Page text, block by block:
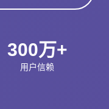
300万+
用户信赖